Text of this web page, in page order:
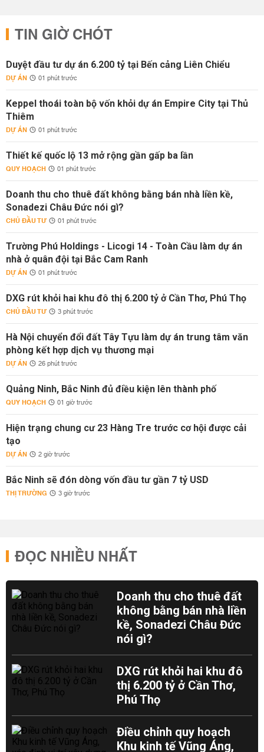
TIN GIỜ CHÓT
Duyệt đầu tư dự án 6.200 tỷ tại Bến cảng Liên Chiểu
DỰ ÁN 01 phút trước
Keppel thoái toàn bộ vốn khỏi dự án Empire City tại Thủ
Thiêm
DỰ ÁN 01 phút trước
Thiết kế quốc lộ 13 mở rộng gần gấp ba lần
QUY HOẠCH 01 phút trước
Doanh thu cho thuê đất không bằng bán nhà liền kề,
Sonadezi Châu Đức nói gì?
CHỦ ĐẦU TƯ 01 phút trước
Trường Phú Holdings - Licogi 14 - Toàn Cầu làm dự án
nhà ở quân đội tại Bắc Cam Ranh
DỰ ÁN 01 phút trước
DXG rút khỏi hai khu đô thị 6.200 tỷ ở Cần Thơ, Phú Thọ
CHỦ ĐẦU TƯ 3 phút trước
Hà Nội chuyển đổi đất Tây Tựu làm dự án trung tâm văn
phòng kết hợp dịch vụ thương mại
DỰ ÁN 26 phút trước
Quảng Ninh, Bắc Ninh đủ điều kiện lên thành phố
QUY HOẠCH 01 giờ trước
Hiện trạng chung cư 23 Hàng Tre trước cơ hội được cải
tạo
DỰ ÁN 2 giờ trước
Bắc Ninh sẽ đón dòng vốn đầu tư gần 7 tỷ USD
THỊ TRƯỜNG 3 giờ trước
ĐỌC NHIỀU NHẤT
Doanh thu cho thuê đất
không bằng bán nhà liền
kề, Sonadezi Châu Đức
nói gì?
DXG rút khỏi hai khu đô
thị 6.200 tỷ ở Cần Thơ,
Phú Thọ
Điều chỉnh quy hoạch
Khu kinh tế Vũng Áng,